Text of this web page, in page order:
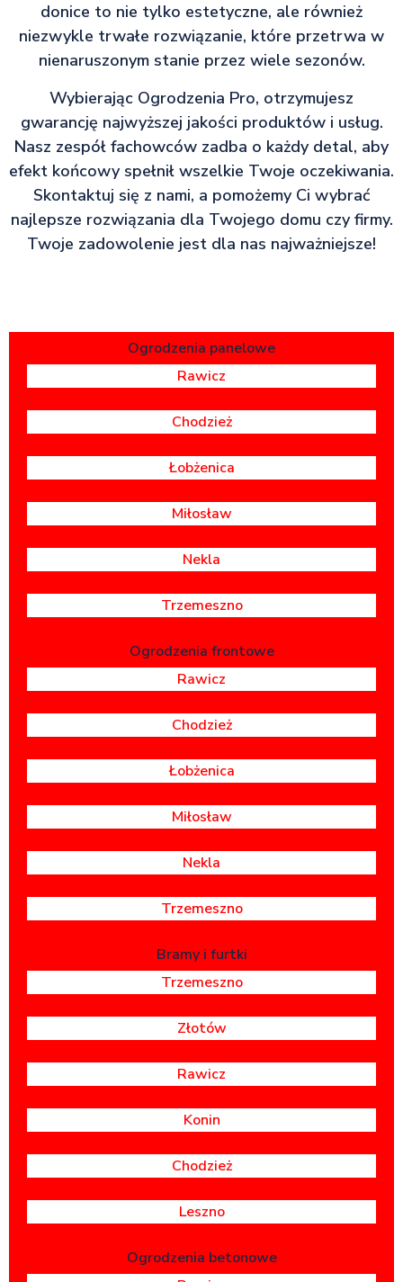
donice to nie tylko estetyczne, ale również
niezwykle trwałe rozwiązanie, które przetrwa w
nienaruszonym stanie przez wiele sezonów.
Wybierając Ogrodzenia Pro, otrzymujesz
gwarancję najwyższej jakości produktów i usług.
Nasz zespół fachowców zadba o każdy detal, aby
efekt końcowy spełnił wszelkie Twoje oczekiwania.
Skontaktuj się z nami, a pomożemy Ci wybrać
najlepsze rozwiązania dla Twojego domu czy firmy.
Twoje zadowolenie jest dla nas najważniejsze!
Ogrodzenia panelowe
Rawicz
Chodzież
Łobżenica
Miłosław
Nekla
Trzemeszno
Ogrodzenia frontowe
Rawicz
Chodzież
Łobżenica
Miłosław
Nekla
Trzemeszno
Bramy i furtki
Trzemeszno
Złotów
Rawicz
Konin
Chodzież
Leszno
Ogrodzenia betonowe